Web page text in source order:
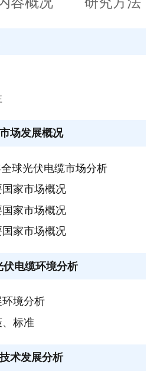
场发展概况
球光伏电缆市场分析
家市场概况
家市场概况
家市场概况
电缆环境分析
境分析
标准
术发展分析